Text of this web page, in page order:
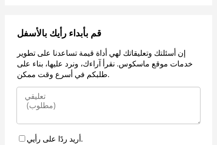
قم بأبداء رأيك بالأسفل
إن أسئلتك وتعليقاتك لهي أداة قيمة تساعدنا على تطوير
خدمات موقع ماسكوس. نقرأ آراءك، ونرد عليها، بناء على
طلبكم في أسرع وقت ممكن.
أريد ردًا على رأيي.